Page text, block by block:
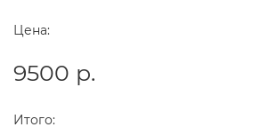
Цена:
9500 р.
Итого: